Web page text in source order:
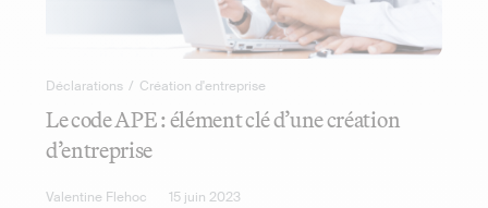
Déclarations / Création d'entreprise
Le code APE : élément clé d’une création
d’entreprise
Valentine Flehoc 15 juin 2023